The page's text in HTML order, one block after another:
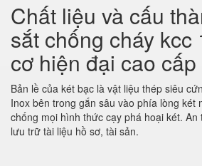
Chất liệu và cấu
sắt chống cháy kcc
cơ hiện đại cao cấp
Bản lề của két bạc là vật liệu thép siêu
Inox bên trong gắn sâu vào phía lòng két
chống mọi hình thức cạy phá hoại két. An
lưu trữ tài liệu hồ sơ, tài sản.